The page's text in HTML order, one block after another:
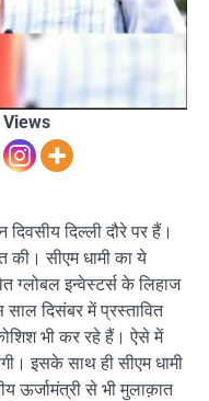
Views
दिल्ली दौरे पर हैं।
की। सीएम धामी का ये
ग्लोबल इन्वेस्टर्स के लिहाज
साल दिसंबर में प्रस्तावित
भी कर रहे हैं। ऐसे में
इसके साथ ही सीएम धामी
ऊर्जामंत्री से भी मुलाक़ात